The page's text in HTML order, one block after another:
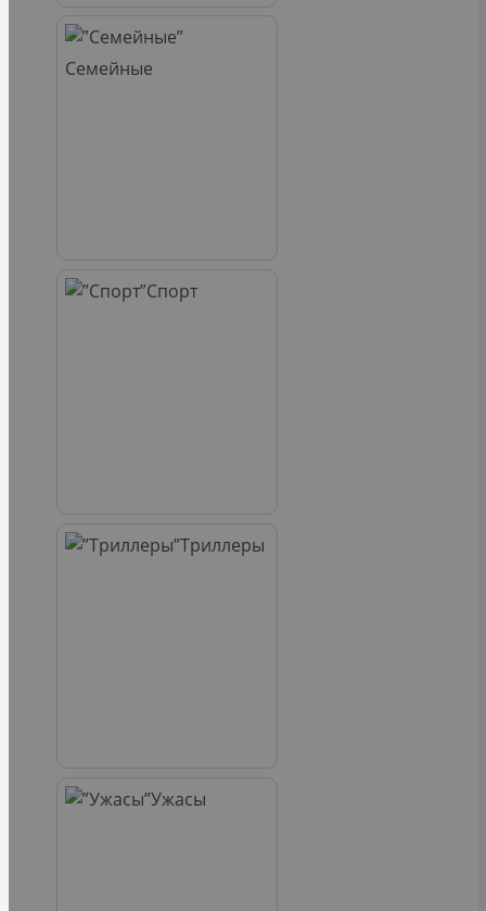
Семейные
Спорт
Триллеры
Ужасы